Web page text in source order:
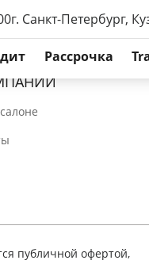
г. Санкт-Петербург,
Рассрочка
публичной офертой,